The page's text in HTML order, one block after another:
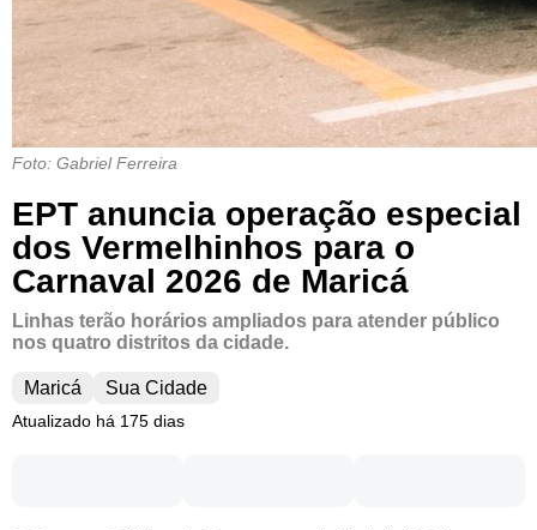
Foto: Gabriel Ferreira
EPT anuncia operação especial
dos Vermelhinhos para o
Carnaval 2026 de Maricá
Linhas terão horários ampliados para atender público
nos quatro distritos da cidade.
Maricá Sua Cidade
Atualizado há 175 dias